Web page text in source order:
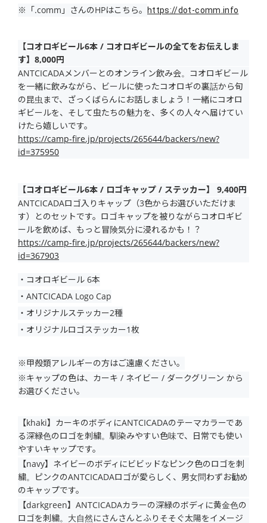
※「.comm」さんのHPはこちら。 https://dot-comm.info
【コオロギビール6本 / コオロギビールの全てをお伝えしま
す】8,000円
ANTCICADAメンバーとのオンライン飲み会。コオロギビール
を一緒に飲みながら、ビールに使ったコオロギの裏話から旬
の昆虫まで、ざっくばらんにお話しましょう！一緒にコオロ
ギビールを、そして虫たちの魅力を、多くの人々へ届けてい
けたら嬉しいです。
https://camp-fire.jp/projects/265644/backers/new?
id=375950
【コオロギビール6本 / ロゴキャップ / ステッカー】 9,400円
ANTCICADAロゴ入りキャップ（3色からお選びいただけま
す）とのセットです。ロゴキャップを被りながらコオロギビ
ールを飲めば、もっと冒険気分に浸れるかも！？
https://camp-fire.jp/projects/265644/backers/new?
id=367903
・コオロギビール 6本
・ANTCICADA Logo Cap
・オリジナルステッカー2種
・オリジナルロゴステッカー1枚
※甲殻類アレルギーの方はご遠慮ください。
※キャップの色は、カーキ / ネイビー / ダークグリーン から
お選びください。
【khaki】カーキのボディにANTCICADAのテーマカラーであ
る深緑色のロゴを刺繍。馴染みやすい色味で、日常でも使い
やすいキャップです。
【navy】ネイビーのボディにビビッドなピンク色のロゴを刺
繍。ピンクのANTCICADAロゴが愛らしく、男女問わずお勧め
のキャップです。
【darkgreen】ANTCICADAカラーの深緑のボディに黄金色の
ロゴを刺繍。大自然にさんさんとふりそそぐ太陽をイメージ